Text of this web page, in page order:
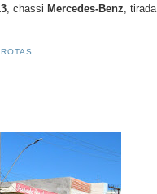
, chassi Mercedes-Benz, tirada
ROTAS